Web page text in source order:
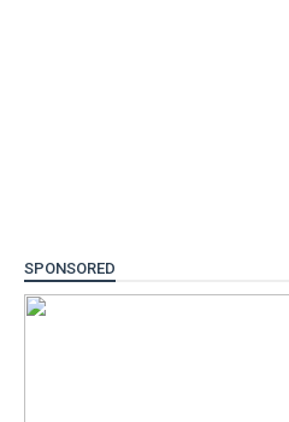
SPONSORED